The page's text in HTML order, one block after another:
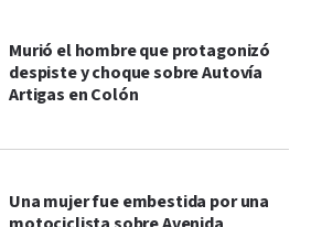
Murió el hombre que protagonizó
despiste y choque sobre Autovía
Artigas en Colón
Una mujer fue embestida por una